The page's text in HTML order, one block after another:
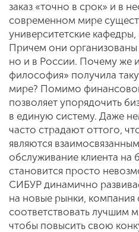
заказ «точно в срок» и в
современном мире
университетские
Причем они
но и в России. Почему же
философия» получила
мире? Помимо
позволяет упо­рядочить
в единую систему. Даже
часто страдают оттого,
являются
обслуживание клиента на
стано­вится просто
СИБУР динамично
на новые рынки, компания
соответствовать лучшим
чтобы повысить свою